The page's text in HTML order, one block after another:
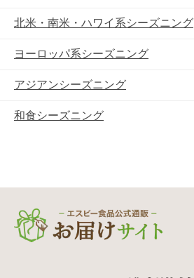
北米・南米・ハワイ系シーズニング
ヨーロッパ系シーズニング
アジアンシーズニング
和食シーズニング